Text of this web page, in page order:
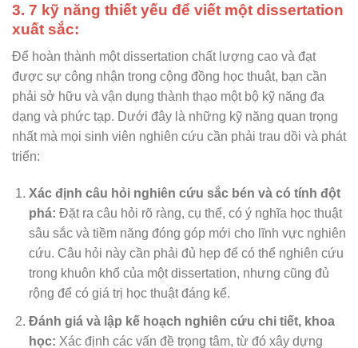
3. 7 kỹ năng thiết yếu để viết một dissertation
xuất sắc:
Để hoàn thành một dissertation chất lượng cao và đạt
được sự công nhận trong cộng đồng học thuật, bạn cần
phải sở hữu và vận dụng thành thạo một bộ kỹ năng đa
dạng và phức tạp. Dưới đây là những kỹ năng quan trọng
nhất mà mọi sinh viên nghiên cứu cần phải trau dồi và phát
triển:
Xác định câu hỏi nghiên cứu sắc bén và có tính đột
phá: Đặt ra câu hỏi rõ ràng, cụ thể, có ý nghĩa học thuật
sâu sắc và tiềm năng đóng góp mới cho lĩnh vực nghiên
cứu. Câu hỏi này cần phải đủ hẹp để có thể nghiên cứu
trong khuôn khổ của một dissertation, nhưng cũng đủ
rộng để có giá trị học thuật đáng kể.
Đánh giá và lập kế hoạch nghiên cứu chi tiết, khoa
học: Xác định các vấn đề trọng tâm, từ đó xây dựng